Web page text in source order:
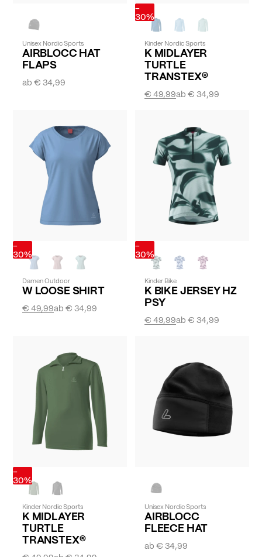
Unisex Nordic Sports
AIRBLOCC HAT
FLAPS
ab€ 34,99
-
30%
Kinder Nordic Sports
K MIDLAYER
TURTLE
TRANSTEX®
ab€ 34,99
€ 49,99
-
30%
Damen Outdoor
W LOOSE SHIRT
ab€ 34,99
€ 49,99
-
30%
Kinder Bike
K BIKE JERSEY HZ
PSY
ab€ 34,99
€ 49,99
-
30%
Kinder Nordic Sports
K MIDLAYER
TURTLE
TRANSTEX®
Unisex Nordic Sports
AIRBLOCC
FLEECE HAT
ab€ 34,99